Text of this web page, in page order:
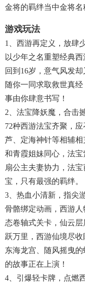
金将的羁绊当中金将
游戏玩法
1、西游再定义，放肆
以少年之名重塑经典
回到16岁，意气风发
随你一同求取救世真
事由你肆意书写！
2、法宝降妖魔，合击
72种西游法宝齐聚，
芦、定海神针等相辅
和青霞姐妹同心，法
扇公主夫妻协力，法
宝，只有最强的羁绊。
3、热血小清新，指尖
骨骼绑定动画，西游
态卷轴式关卡，仙云
跃万里，西游仙境尽
东海龙宫、随风摇曳
的故事正在上演！
4、引爆轻卡牌，点燃